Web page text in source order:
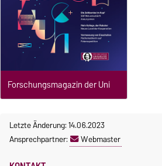
Forschungsmagazin der Uni
Letzte Änderung: 14.06.2023
Ansprechpartner:
Webmaster